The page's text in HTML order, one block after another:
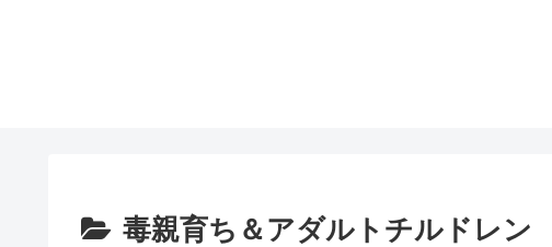
毒親育ち＆アダルトチルドレン